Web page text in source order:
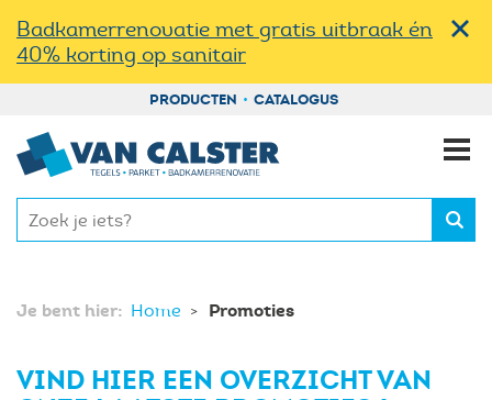
Badkamerrenovatie met gratis uitbraak én
40% korting op sanitair
PRODUCTEN CATALOGUS
Je bent hier: Home Promoties
VIND HIER EEN OVERZICHT VAN